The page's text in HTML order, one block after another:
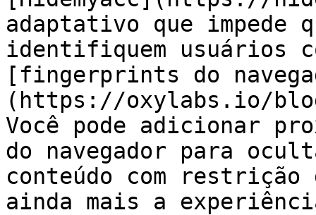
adaptativo que impede
identifiquem usuários
[fingerprints do
(https://oxylabs.io/
Você pode adicionar
do navegador para
conteúdo com
ainda mais a